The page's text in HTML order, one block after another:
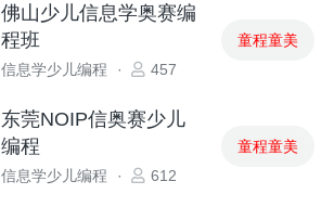
佛山少儿信息学奥赛编
程班
信息学少儿编程 · 457
童程童美
东莞NOIP信奥赛少儿
编程
信息学少儿编程 · 612
童程童美